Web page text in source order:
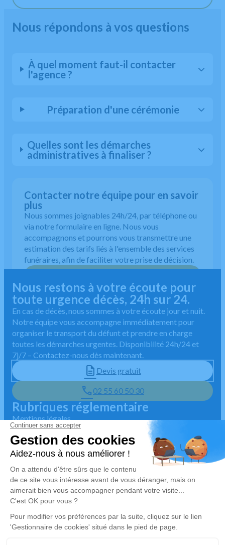
Nous répondons à vos questions
À quel moment faut-il contacter
l'agence ?
Préparation d'une cérémonie
Quelles sont les démarches
administratives à finaliser ?
Contacter notre équipe pour en savoir
plus
Nous sommes joignables 24h/24, par téléphone ou
via notre formulaire en ligne. Nous vous
accompagnons et pourrons vous transmettre une
estimation des tarifs liés à l'ensemble des services
funéraires, afin de faciliter votre prise de décision.
Nous restons à votre écoute pour
toute urgence décès, 24h sur 24.
En cas de décès, nous sommes à votre écoute jour et nuit.
Notre équipe vous accompagne immédiatement pour
organiser le transport du défunt et prendre en charge
toutes les démarches urgentes. Disponibilité 24h/24 et
7j/7 – Contactez-nous dès maintenant.
Devis gratuit
02 55 60 50 30
Rubriques réglementaire
Mentions légales
Politique de traitement des données personnelles
Politique d'utilisation des cookies
Gestionnaire de cookies
4.9/5 sur Google